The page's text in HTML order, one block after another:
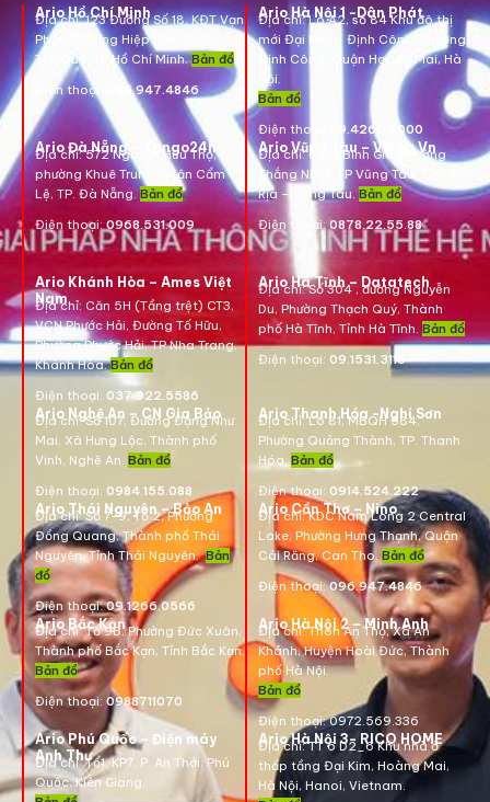
Ario Hồ Chí Minh
Địa chỉ:123 Đường Số 18, KĐT Vạn
Phúc, Phường Hiệp Bình Phước,
Thủ Đức, TP Hồ Chí Minh.Bản đồ
Điện thoại:
096.947.4846
Ario Hà Nội 1 -Dân Phát
Địa chỉ:Lô A2, số 84 Khu đô thị
mới Đại Kim – Định Công, Phường
Định Công, Quận Hoàng Mai, Hà
Nội.
Bản đồ
Điện thoại:
09.4260.5000
Ario Đà Nẵng – Tango24h
Địa chỉ: 572 Nguyễn Hữu Thọ,
phường Khuê Trung, quận Cẩm
Lệ, TP. Đà Nẵng.Bản đồ
Điện thoại:0968.531.009
Ario Vũng Tàu – Vikgo.Vn
Địa chỉ:661B Bình Giã, Phường
Thắng Nhất, TP Vũng Tàu, Tỉnh Bà
Rịa – Vũng Tàu. Bản đồ
Điện thoại:0878.22.55.88
Ario Khánh Hòa – Ames Việt
Nam
Địa chỉ: Căn 5H (Tầng trệt) CT3,
VCN Phước Hải, Đường Tố Hữu,
Phường Phước Hải, TP Nha Trang,
Khánh Hòa.Bản đồ
Điện thoại: 037.922.5586
Ario Hà Tĩnh – Datatech
Địa chỉ:Số 304 , đường Nguyễn
Du, Phường Thạch Quý, Thành
phố Hà Tĩnh, Tỉnh Hà Tĩnh. Bản đồ
Điện thoại: 09.1531.3116
Ario Nghệ An – CN Gia Bảo
Địa chỉ:Số 107, Đường Đặng Như
Mai, Xã Hưng Lộc, Thành phố
Vinh, Nghệ An. Bản đồ
Điện thoại: 0984.155.088
Ario Thanh Hóa -Nghi Sơn
Địa chỉ: Lô 81, MBQH 584,
Phường Quảng Thành, TP. Thanh
Hóa.Bản đồ
Điện thoại: 0914.524.222
Ario Thái Nguyên – Bảo An
Địa chỉ: Số 7-9, Tổ 2, Phường
Đồng Quang, Thành phố Thái
Nguyên, Tỉnh Thái Nguyên.Bản
đồ
Điện thoại:09.1266.0566
Ario Cần Thơ – Nino
Địa chỉ:KDC Nam Long 2 Central
Lake, Phường Hưng Thạnh, Quận
Cái Răng, Can Tho. Bản đồ
Điện thoại:096.947.4846
Ario Bắc Kạn
Địa chỉ:Tổ 9B, Phường Đức Xuân,
Thành phố Bắc Kạn, Tỉnh Bắc Kạn.
Bản đồ
Điện thoại: 0988711070
Ario Hà Nội 2 – Minh Anh
Địa chỉ:Thôn An Thọ, Xã An
Khánh, Huyện Hoài Đức, Thành
phố Hà Nội.
Bản đồ
Điện thoại:0972.569.336
Ario Phú Quốc – Điện máy
Anh Thư
Địa chỉ:Tổ1, KP7, P. An Thới, Phú
Quốc, Kiên Giang.
Ario Hà Nội 3- RICO HOME
Địa chỉ: TT 6 D2_6 Khu nhà ở
thấp tầng Đại Kim, Hoàng Mai,
Hà Nội, Hanoi, Vietnam